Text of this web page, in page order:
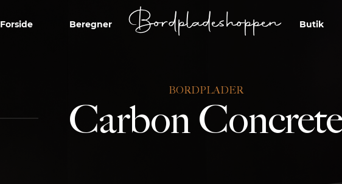
Forside Beregner Bordpladeshoppen Butik
BORDPLADER
Carbon Concrete